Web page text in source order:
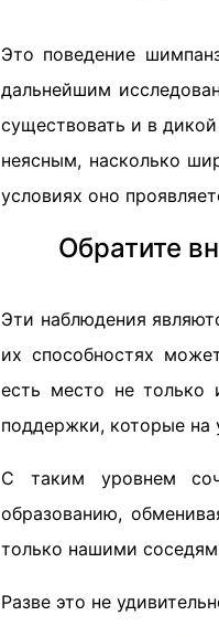
Это поведение
дальнейшим
существовать и в
неясным, насколько
условиях оно
Обратите
Эти наблюдения
их способностях
есть место не только
поддержки, которые на
С таким уровнем
образованию,
только нашими
Разве это не